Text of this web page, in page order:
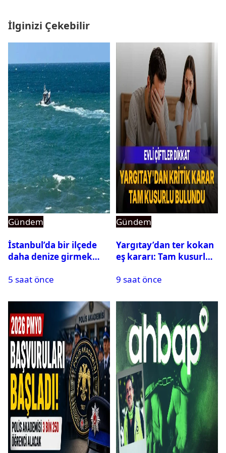
İlginizi Çekebilir
Gündem
İstanbul’da bir ilçede
daha denize girmek
5 saat önce
Gündem
Yargıtay’dan ter kokan
eş kararı: Tam kusurlu
9 saat önce